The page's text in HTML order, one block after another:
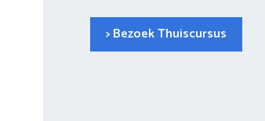
> Bezoek Thuiscursus